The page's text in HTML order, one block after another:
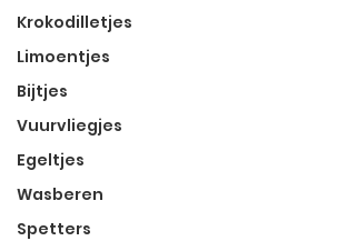
Krokodilletjes
Limoentjes
Bijtjes
Vuurvliegjes
Egeltjes
Wasberen
Spetters